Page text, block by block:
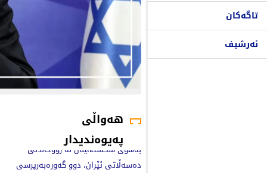
تاگەکان
ئەرشیف
هەواڵی
پەیوەندیدار
بەهۆی شکستهێنان لە رووخاندنی
دەسەڵاتی ئێران، دوو گەورەبەرپرسی